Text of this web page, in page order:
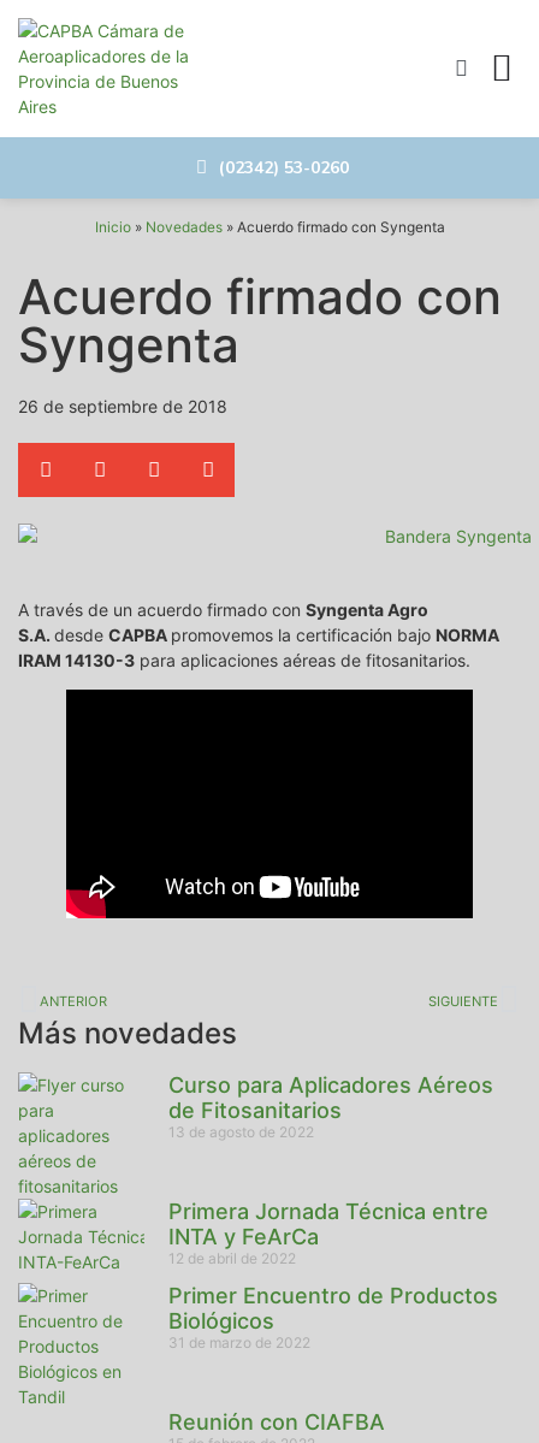
(02342) 53-0260
Inicio» Novedades» Acuerdo firmado con Syngenta
Acuerdo firmado con
Syngenta
26 de septiembre de 2018
A través de un acuerdo firmado con Syngenta Agro
S.A. desde CAPBA promovemos la certificación bajo NORMA
IRAM 14130-3 para aplicaciones aéreas de fitosanitarios.
ANTERIOR SIGUIENTE
Más novedades
Curso para Aplicadores Aéreos
de Fitosanitarios
13 de agosto de 2022
Primera Jornada Técnica entre
INTA y FeArCa
12 de abril de 2022
Primer Encuentro de Productos
Biológicos
31 de marzo de 2022
Reunión con CIAFBA